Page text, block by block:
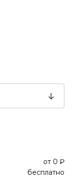
от 0 ₽
бесплатно